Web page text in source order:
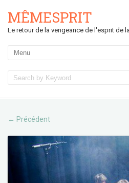
MÊMESPRIT
Le retour de la vengeance de l'esprit de
← Précédent